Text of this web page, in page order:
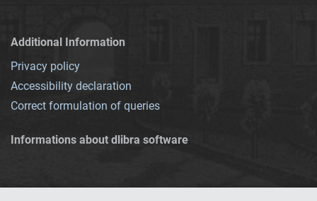
Additional Information
Privacy policy
Accessibility declaration
Correct formulation of queries
Informations about dlibra software